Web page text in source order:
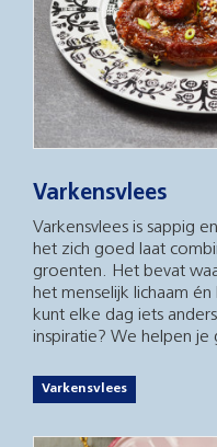
Varkensvlees
Varkensvlees is sappig
het zich goed laat
groenten. Het bevat
het menselijk lichaam
kunt elke dag iets
inspiratie? We helpen je
Varkensvlees